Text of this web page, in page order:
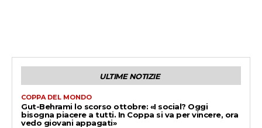
ULTIME NOTIZIE
COPPA DEL MONDO
Gut-Behrami lo scorso ottobre: «I social? Oggi
bisogna piacere a tutti. In Coppa si va per vincere, ora
vedo giovani appagati»